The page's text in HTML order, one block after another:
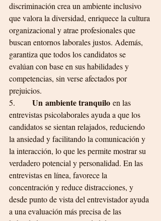
discriminación crea un ambiente inclusivo
que valora la diversidad, enriquece la cultura
organizacional y atrae profesionales que
buscan entornos laborales justos. Además,
garantiza que todos los candidatos se
evalúan con base en sus habilidades y
competencias, sin verse afectados por
prejuicios.
5. Un ambiente tranquilo en las
entrevistas psicolaborales ayuda a que los
candidatos se sientan relajados, reduciendo
la ansiedad y facilitando la comunicación y
la interacción, lo que les permite mostrar su
verdadero potencial y personalidad. En las
entrevistas en línea, favorece la
concentración y reduce distracciones, y
desde punto de vista del entrevistador ayuda
a una evaluación más precisa de las